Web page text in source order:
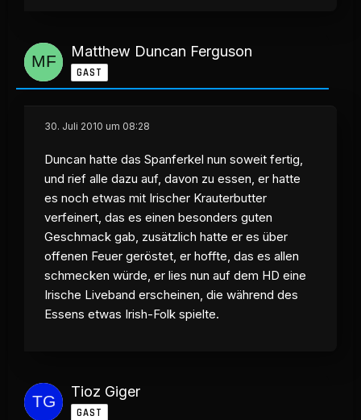
Matthew Duncan Ferguson
GAST
30. Juli 2010 um 08:28
Duncan hatte das Spanferkel nun soweit fertig,
und rief alle dazu auf, davon zu essen, er hatte
es noch etwas mit Irischer Krauterbutter
verfeinert, das es einen besonders guten
Geschmack gab, zusätzlich hatte er es über
offenen Feuer geröstet, er hoffte, das es allen
schmecken würde, er lies nun auf dem HD eine
Irische Liveband erscheinen, die während des
Essens etwas Irish-Folk spielte.
Tioz Giger
GAST